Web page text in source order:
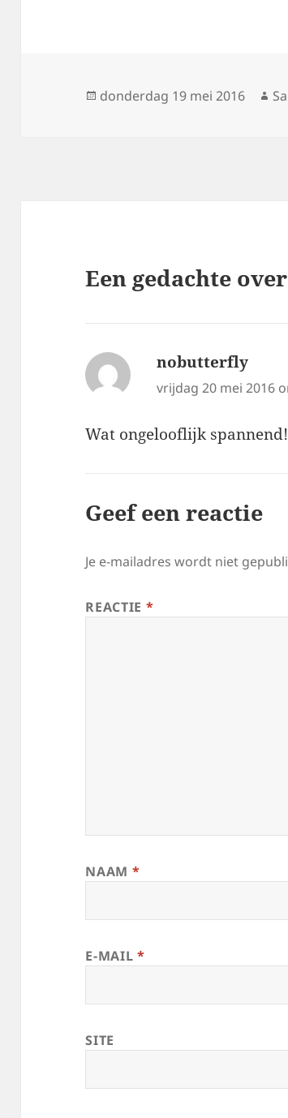
Geplaatst
donderdag 19 mei 2016
Een gedachte
nobutterfly
vrijdag 20 mei 2016
Wat ongelooflijk spannend!
Geef een reactie
Je e-mailadres wordt niet
REACTIE *
NAAM *
E-MAIL *
SITE